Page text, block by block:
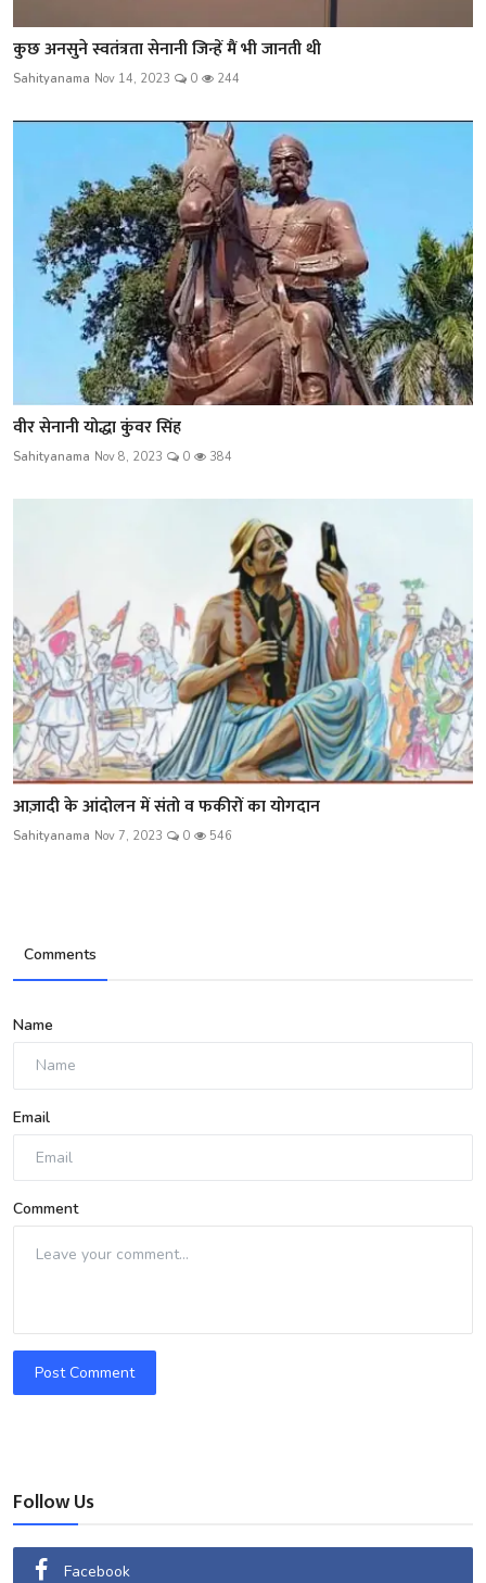
कुछ अनसुने स्वतंत्रता सेनानी जिन्हें मैं भी जानती थी
Sahityanama Nov 14, 2023 0 244
वीर सेनानी योद्धा कुंवर सिंह
Sahityanama Nov 8, 2023 0 384
आज़ादी के आंदोलन में संतो व फकीरों का योगदान
Sahityanama Nov 7, 2023 0 546
Comments
Name
Email
Comment
Post Comment
Follow Us
Facebook